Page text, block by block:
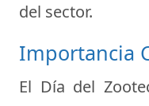
del sector.
Importancia
El Día del